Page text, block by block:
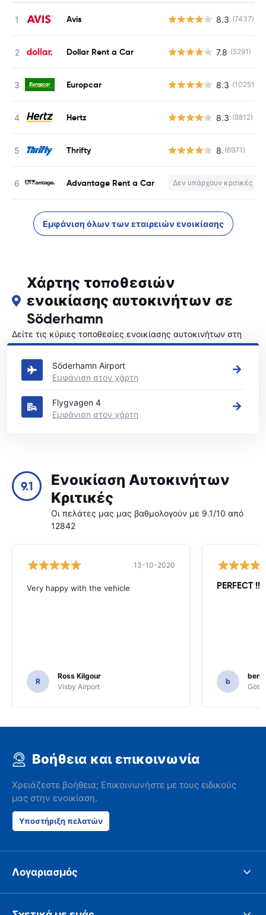
Avis 8.3 (7437)
Dollar Rent a Car 7.8 (5291)
Europcar 8.3 (10251)
Hertz 8.3 (8812)
Thrifty 8 (6971)
Advantage Rent a Car Δεν υπάρχουν κριτικές
Εμφάνιση όλων των εταιρειών ενοικίασης
Χάρτης τοποθεσιών
ενοικίασης αυτοκινήτων σε
Söderhamn
Δείτε τις κύριες τοποθεσίες ενοικίασης αυτοκινήτων στη
Söderhamn
Söderhamn Airport
Εμφάνιση στον χάρτη
Flygvagen 4
Εμφάνιση στον χάρτη
9.1
Ενοικίαση Αυτοκινήτων
Κριτικές
Οι πελάτες μας μας βαθμολογούν με 9.1/10 από
12842
13-10-2020
Very happy with the vehicle
R
Ross Kilgour
Visby Airport
PERFECT
b
Βοήθεια και επικοινωνία
Χρειάζεστε βοήθεια; Επικοινωνήστε με τους ειδικούς
μας στην ενοικίαση.
Υποστήριξη πελατών
Λογαριασμός